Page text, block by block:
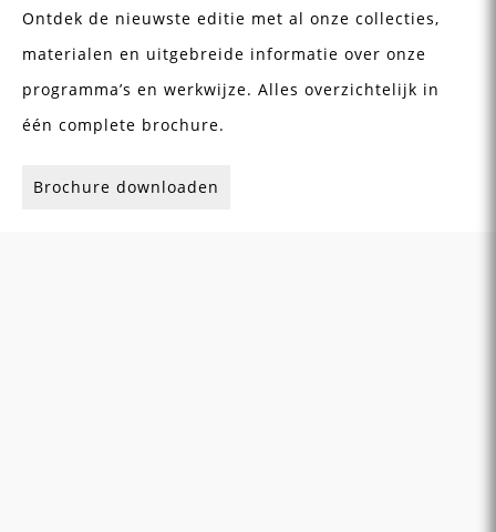
Ontdek de nieuwste editie met al onze collecties,
materialen en uitgebreide informatie over onze
programma’s en werkwijze. Alles overzichtelijk in
één complete brochure.
Brochure downloaden